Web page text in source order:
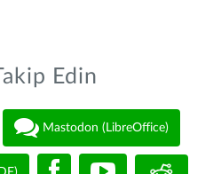
Edin
Mastodon (LibreOffice)